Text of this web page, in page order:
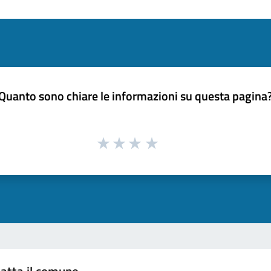
sono chiare le informazioni su questa